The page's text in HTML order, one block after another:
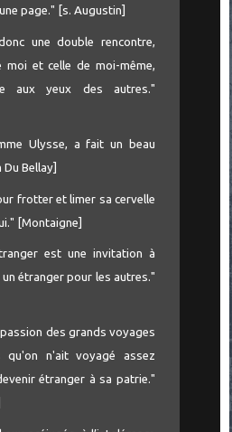
page." [s. Augustin]
une double rencontre,
moi et celle de moi-même,
aux yeux des autres."
Ulysse, a fait un beau
Bellay]
frotter et limer sa cervelle
[Montaigne]
est une invitation à
étranger pour les autres."
des grands voyages
qu'on n'ait voyagé assez
étranger à sa patrie."